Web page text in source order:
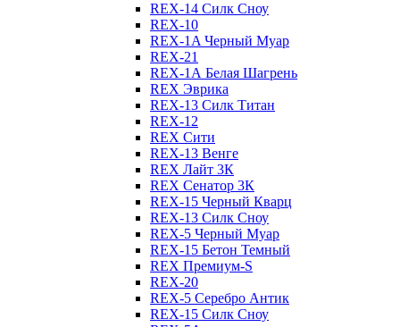
REX-14 Силк Сноу
REX-10
REX-1A Черный Муар
REX-21
REX-1А Белая Шагрень
REX Эврика
REX-13 Силк Титан
REX-12
REX Сити
REX-13 Венге
REX Лайт 3К
REX Сенатор 3К
REX-15 Черный Кварц
REX-13 Силк Сноу
REX-5 Черный Муар
REX-15 Бетон Темный
REX Премиум-S
REX-20
REX-5 Серебро Антик
REX-15 Силк Сноу